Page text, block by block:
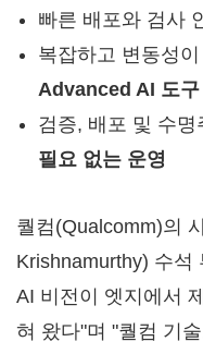
빠른 배포와 검사
복잡하고 변동성
Advanced AI 도구
검증, 배포 및 수
필요 없는 운영
퀄컴(Qualcomm)의
Krishnamurthy) 수석
AI 비전이 엣지에서
혀 왔다"며 "퀄컴 기